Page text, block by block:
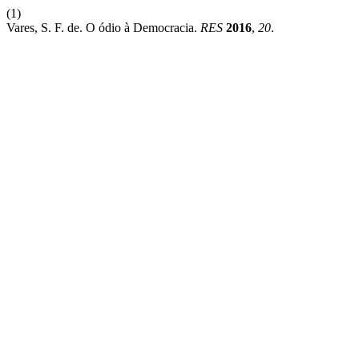
(1)
Vares, S. F. de. O ódio à Democracia. RES 2016, 20.